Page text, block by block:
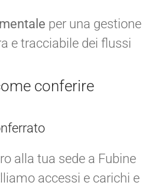
per una gestione
e tracciabile dei flussi
conferire
alla tua sede a Fubine
accessi e carichi e